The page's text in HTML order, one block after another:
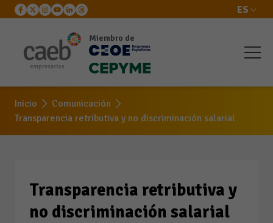
ES
Miembro de
Transparencia retributiva
y no discriminación
salarial
Inicio
Comunicación
Transparencia retributiva y no discriminación salarial
Transparencia retributiva y
no discriminación salarial